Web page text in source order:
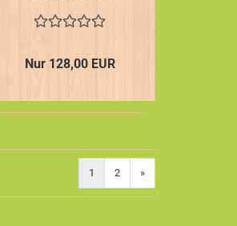
230V
Nur 128,00 EUR
1 2 »